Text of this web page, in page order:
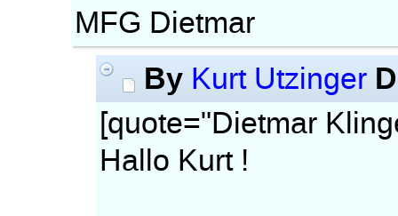
MFG Dietmar
By Kurt Utzinger
[quote="Dietmar
Hallo Kurt !